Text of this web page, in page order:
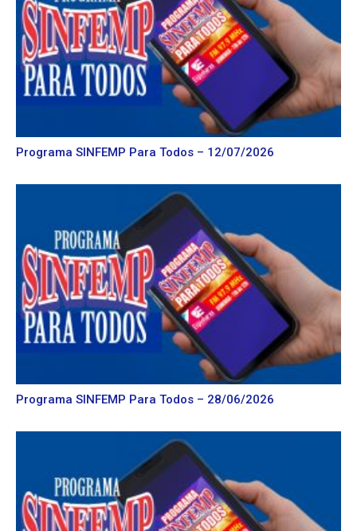
Programa SINFEMP Para Todos – 12/07/2026
Programa SINFEMP Para Todos – 28/06/2026